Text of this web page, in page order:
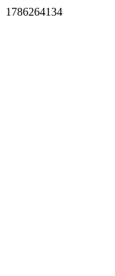
1786264134